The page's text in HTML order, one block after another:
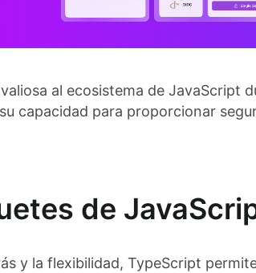
al ecosistema de JavaScript
capacidad para proporcionar
de
y la flexibilidad, TypeScript